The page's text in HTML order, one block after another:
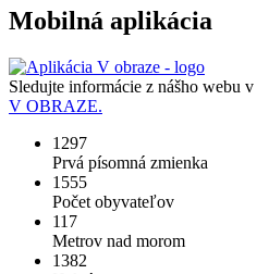
Mobilná aplikácia
Sledujte informácie z nášho webu v
V OBRAZE.
1297
Prvá písomná zmienka
1555
Počet obyvateľov
117
Metrov nad morom
1382